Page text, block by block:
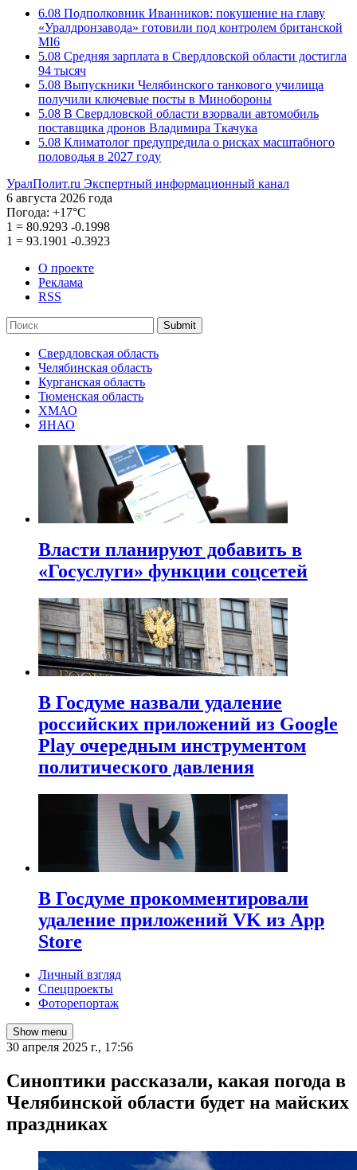
6.08 Подполковник Иванников: покушение на главу
«Уралдронзавода» готовили под контролем британской
MI6
5.08 Средняя зарплата в Свердловской области достигла
94 тысяч
5.08 Выпускники Челябинского танкового училища
получили ключевые посты в Минобороны
5.08 В Свердловской области взорвали автомобиль
поставщика дронов Владимира Ткачука
5.08 Климатолог предупредила о рисках масштабного
половодья в 2027 году
УралПолит.ru Экспертный информационный канал
6 августа 2026 года
Погода: +17°С
1 = 80.9293 -0.1998
1 = 93.1901 -0.3923
О проекте
Реклама
RSS
Submit
Свердловская область
Челябинская область
Курганская область
Тюменская область
ХМАО
ЯНАО
Власти планируют добавить в
«Госуслуги» функции соцсетей
В Госдуме назвали удаление
российских приложений из Google
Play очередным инструментом
политического давления
В Госдуме прокомментировали
удаление приложений VK из App
Store
Личный взгляд
Спецпроекты
Фоторепортаж
Show menu
30 апреля 2025 г., 17:56
Синоптики рассказали, какая погода в
Челябинской области будет на майских
праздниках